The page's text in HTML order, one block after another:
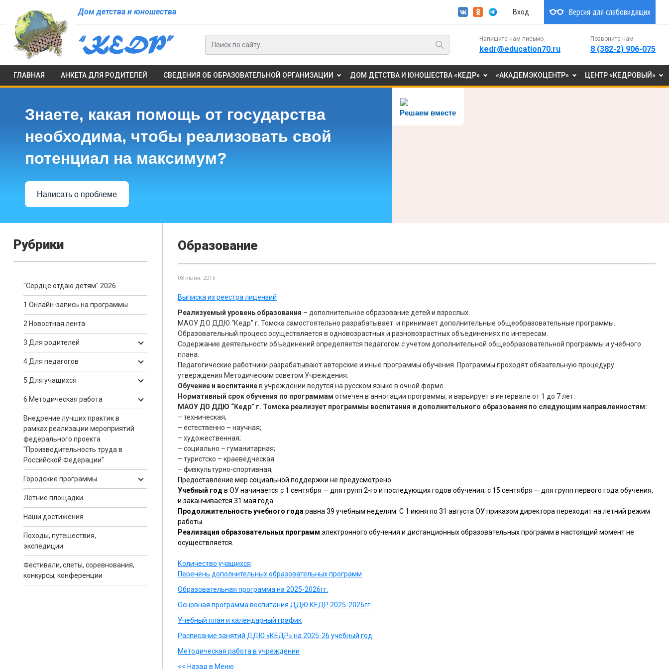
Дом детства и юношества Вход Версия для слабовидящих
Напишите нам письмо
kedr@education70.ru
Позвоните нам
8 (382-2) 906-075
ГЛАВНАЯ АНКЕТА ДЛЯ РОДИТЕЛЕЙ СВЕДЕНИЯ ОБ ОБРАЗОВАТЕЛЬНОЙ ОРГАНИЗАЦИИ ДОМ ДЕТСТВА И ЮНОШЕСТВА «КЕДР» «АКАДЕМЭКОЦЕНТР» ЦЕНТР «КЕДРОВЫЙ»
Решаем вместе
Знаете, какая помощь от государства
необходима, чтобы реализовать свой
потенциал на максимум?
Написать о проблеме
Рубрики
"Сердце отдаю детям" 2026
1 Онлайн-запись на программы
2 Новостная лента
3 Для родителей
4 Для педагогов
5 Для учащихся
6 Методическая работа
Внедрение лучших практик в
рамках реализации мероприятий
федерального проекта
"Производительность труда в
Российской Федерации"
Городские программы
Летние площадки
Наши достижения
Походы, путешествия,
экспедиции
Фестивали, слеты, соревнования,
конкурсы, конференции
Образование
08 июня, 2015
Выписка из реестра лицензий
Реализуемый уровень образования – дополнительное образование детей и взрослых.
МАОУ ДО ДДЮ “Кедр” г. Томска самостоятельно разрабатывает и принимает дополнительные общеобразовательные программы.
Образовательный процесс осуществляется в одновозрастных и разновозрастных объединениях по интересам.
Содержание деятельности объединений определяется педагогом с учетом дополнительной общеобразовательной программы и учебного
плана.
Педагогические работники разрабатывают авторские и иные программы обучения. Программы проходят обязательную процедуру
утверждения Методическим советом Учреждения.
Обучение и воспитаниев учреждении ведутся на русском языке в очной форме.
Нормативный срок обучения по программам отмечен в аннотации программы, и варьирует в интервале от 1 до 7 лет.
МАОУ ДО ДДЮ “Кедр” г. Томска реализует программы воспитания и дополнительного образования по следующим направленностям:
– техническая;
– естественно – научная;
– художественная;
– социально – гуманитарная;
– туристско – краеведческая.
– физкультурно-спортивная;
Предоставление мер социальной поддержки не предусмотрено.
Учебный год в ОУ начинается с 1 сентября — для групп 2-го и последующих годов обучения; с 15 сентября — для групп первого года обучения,
и заканчивается 31 мая года.
Продолжительность учебного года равна 39 учебным неделям. С 1 июня по 31 августа ОУ приказом директора переходит на летний режим
работы.
Реализация образовательных программ электронного обучения и дистанционных образовательных программ в настоящий момент не
осуществляется.
Количество учащихся
Перечень дополнительных образовательных программ
Образовательная программа на 2025-2026гг.
Основная программа воспитания ДДЮ КЕДР 2025-2026гг.
Учебный план и календарный график
Расписание занятий ДДЮ «КЕДР» на 2025-26 учебный год
Методическая работа в учреждении
<< Назад в Меню